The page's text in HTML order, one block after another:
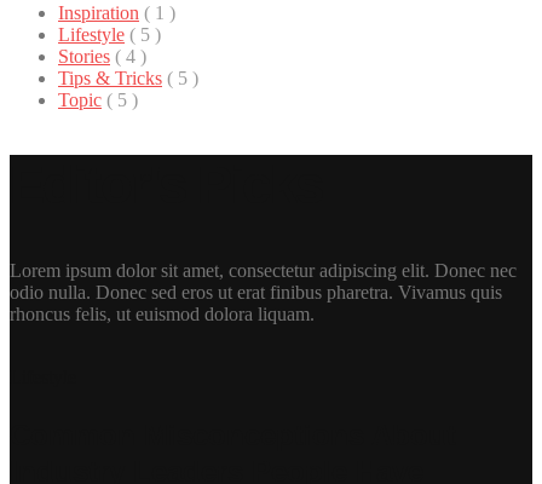
Inspiration ( 1 )
Lifestyle ( 5 )
Stories ( 4 )
Tips & Tricks ( 5 )
Topic ( 5 )
Lorem ipsum dolor sit amet, consectetur adipiscing elit. Donec nec
odio nulla. Donec sed eros ut erat finibus pharetra. Vivamus quis
rhoncus felis, ut euismod dolora liquam.